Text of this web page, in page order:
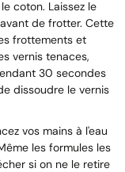
coton. Laissez le
de frotter. Cette
frottements et
vernis tenaces,
30 secondes
dissoudre le vernis
vos mains à l'eau
les formules les
si on ne le retire